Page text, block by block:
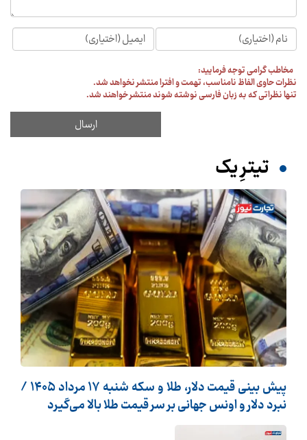
مخاطب گرامی توجه فرمایید:
نظرات حاوی الفاظ نامناسب، تهمت و افترا منتشر نخواهد شد.
تنها نظراتی که به زبان فارسی نوشته شوند منتشر خواهند شد.
تیترِ یک
پیش ‌بینی قیمت دلار، طلا و سکه شنبه ۱۷ مرداد ۱۴۰۵ /
نبرد دلار و اونس جهانی بر سر قیمت طلا بالا می‌گیرد